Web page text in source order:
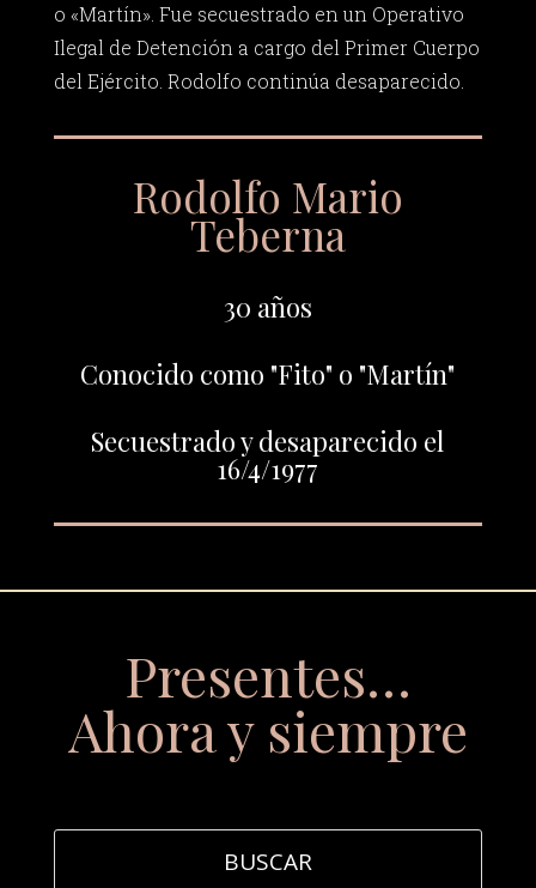
o «Martín». Fue secuestrado en un Operativo
Ilegal de Detención a cargo del Primer Cuerpo
del Ejército. Rodolfo continúa desaparecido.
Rodolfo Mario
Teberna
30 años
Conocido como "Fito" o "Martín"
Secuestrado y desaparecido el
16/4/1977
Presentes…
Ahora y siempre